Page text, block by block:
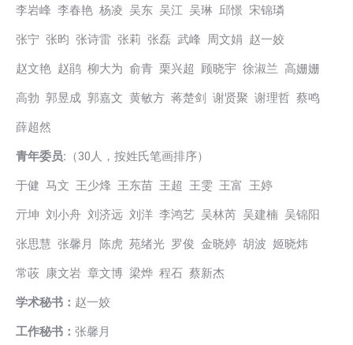
李岩峰 李春艳 杨凌 吴东 吴江 吴琳 邱憬 宋锦璘
张宁 张昀 张诗雷 张莉 张磊 武峰 周文娟 赵一姣
赵文艳 赵鹃 柳大为 俞青 栗兴超 顾晓宇 徐淑兰 高姗姗
高勃 郭昱成 郭嘉文 黄敏方 蒋楚剑 谢贤聚 谢理哲 蔡鸣
薛超然
青年委员: （30人，按姓氏笔画排序）
于健 马文 王少烽 王东苗 王超 王雯 王富 王婷
亓坤 刘小舟 刘济远 刘洋 李鸿艺 吴林芮 吴建楠 吴锦阳
张思慧 张馨月 陈虎 苑绪光 罗俊 金晓婷 胡波 姬晓炜
常荍 康文岩 章文博 梁烨 程石 蔡新杰
学术秘书： 赵一姣
工作秘书： 张馨月